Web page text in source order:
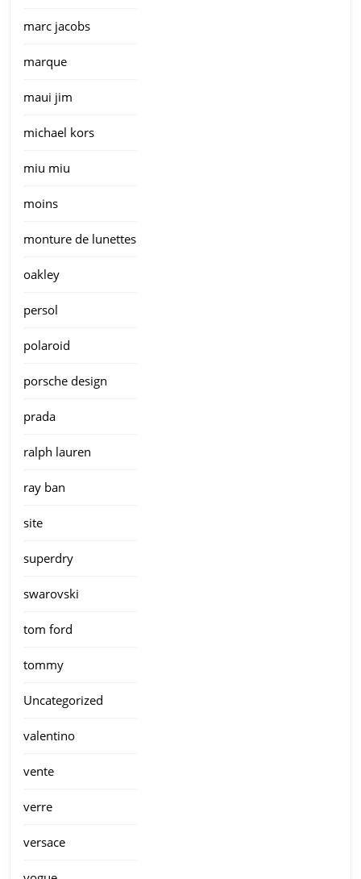
marc jacobs
marque
maui jim
michael kors
miu miu
moins
monture de lunettes
oakley
persol
polaroid
porsche design
prada
ralph lauren
ray ban
site
superdry
swarovski
tom ford
tommy
Uncategorized
valentino
vente
verre
versace